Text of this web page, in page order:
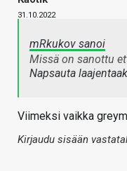
31.10.2022
mRkukov sanoi
Missä on sanottu
Napsauta
Viimeksi vaikka
Kirjaudu sisään